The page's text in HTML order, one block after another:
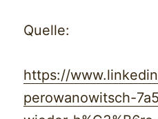
Quelle:
https://
perowanowitsch-